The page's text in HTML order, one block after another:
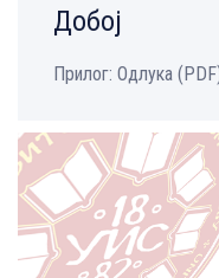
Добој
Прилог: Одлука